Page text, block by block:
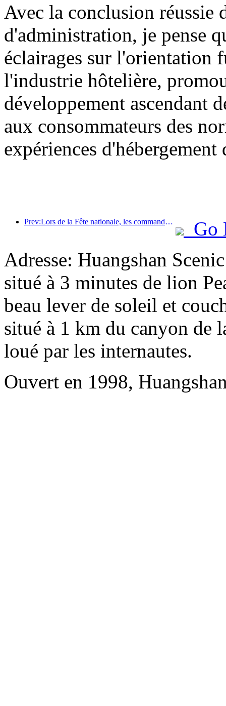
Avec la conclusion réussie
d'administration, je pense
éclairages sur l'orientation
l'industrie hôtelière,
développement ascendant
aux consommateurs des
expériences
Prev:Lors de la Fête nationale, les commandes de voyages et de vins à l'étranger en provenance des villes de deuxième rang ont augmenté de 70 % par rapport à la même période de l'année dernière.
Go
Adresse: Huangshan
situé à 3 minutes de lion
beau lever de soleil et
situé à 1 km du canyon de
loué par les internautes.
Ouvert en 1998,